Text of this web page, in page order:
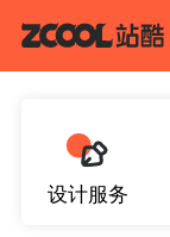
设计服务